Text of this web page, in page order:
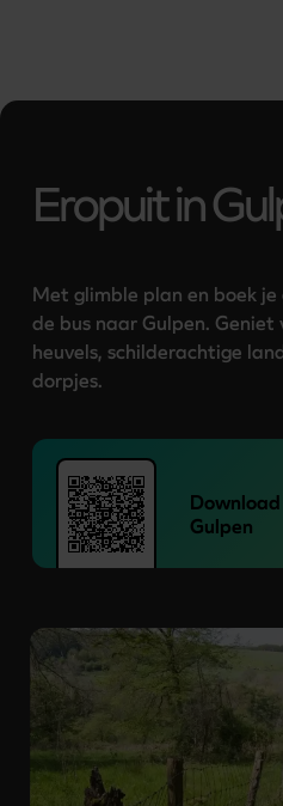
Eropuit in
Met glimble plan en boek
de bus naar Gulpen. Geniet
heuvels, schilderachtige
dorpjes.
Gulpen